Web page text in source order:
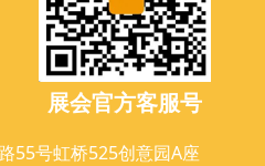
展会官方客服号
55号虹桥525创意园A座